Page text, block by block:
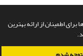
اطمینان از ارائه بهترین